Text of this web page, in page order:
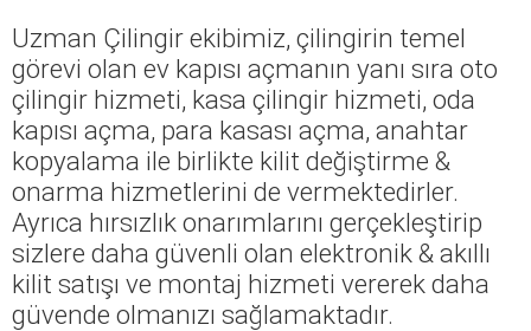
Uzman Çilingir ekibimiz, çilingirin temel
görevi olan ev kapısı açmanın yanı sıra oto
çilingir hizmeti, kasa çilingir hizmeti, oda
kapısı açma, para kasası açma, anahtar
kopyalama ile birlikte kilit değiştirme &
onarma hizmetlerini de vermektedirler.
Ayrıca hırsızlık onarımlarını gerçekleştirip
sizlere daha güvenli olan elektronik & akıllı
kilit satışı ve montaj hizmeti vererek daha
güvende olmanızı sağlamaktadır.